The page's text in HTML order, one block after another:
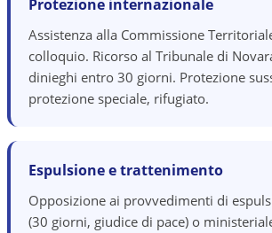
Protezione internazionale
Assistenza alla Commissione
colloquio. Ricorso al Tribunale di
dinieghi entro 30 giorni. Protezione
protezione speciale, rifugiato.
Espulsione e trattenimento
Opposizione ai provvedimenti di
(30 giorni, giudice di pace) o